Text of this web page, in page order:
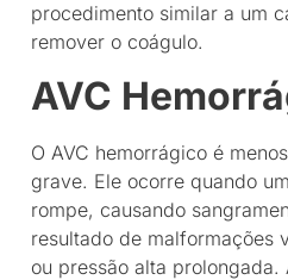
procedimento similar a um
remover o coágulo.
AVC
O AVC hemorrágico é
grave. Ele ocorre quando
rompe, causando
resultado de malformações
ou pressão alta